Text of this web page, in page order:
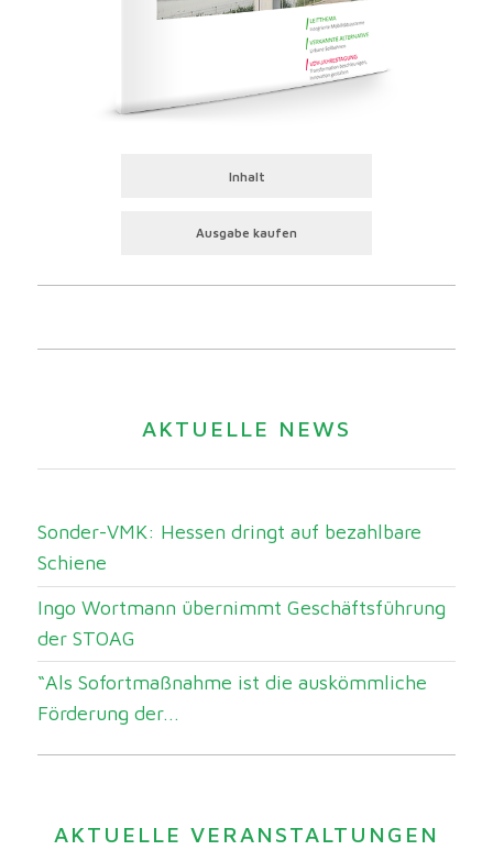
Inhalt
Ausgabe kaufen
AKTUELLE NEWS
Sonder-VMK: Hessen dringt auf bezahlbare
Schiene
Ingo Wortmann übernimmt Geschäftsführung
der STOAG
“Als Sofortmaßnahme ist die auskömmliche
Förderung der...
AKTUELLE VERANSTALTUNGEN